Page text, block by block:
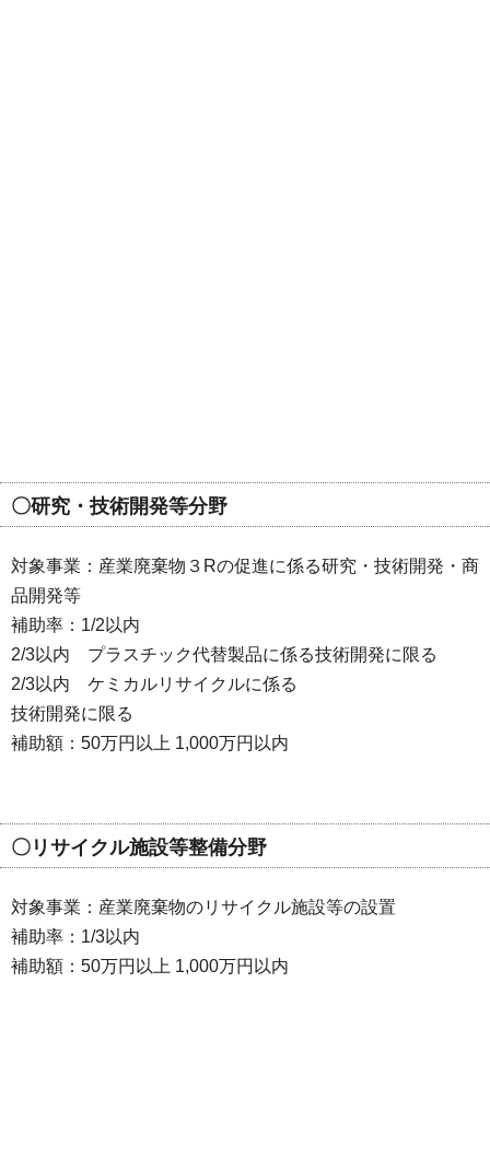
〇研究・技術開発等分野
対象事業：産業廃棄物３Rの促進に係る研究・技術開発・商
品開発等
補助率：1/2以内
2/3以内 プラスチック代替製品に係る技術開発に限る
2/3以内 ケミカルリサイクルに係る
技術開発に限る
補助額：50万円以上 1,000万円以内
〇リサイクル施設等整備分野
対象事業：産業廃棄物のリサイクル施設等の設置
補助率：1/3以内
補助額：50万円以上 1,000万円以内